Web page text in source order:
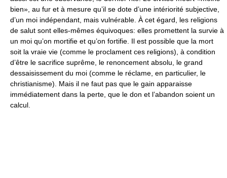
bien», au fur et à mesure qu’il se dote d’une intériorité subjective,
d’un moi indépendant, mais vulnérable. À cet égard, les religions
de salut sont elles-mêmes équivoques: elles promettent la survie à
un moi qu’on mortifie et qu’on fortifie. Il est possible que la mort
soit la vraie vie (comme le proclament ces religions), à condition
d’être le sacrifice suprême, le renoncement absolu, le grand
dessaisissement du moi (comme le réclame, en particulier, le
christianisme). Mais il ne faut pas que le gain apparaisse
immédiatement dans la perte, que le don et l’abandon soient un
calcul.